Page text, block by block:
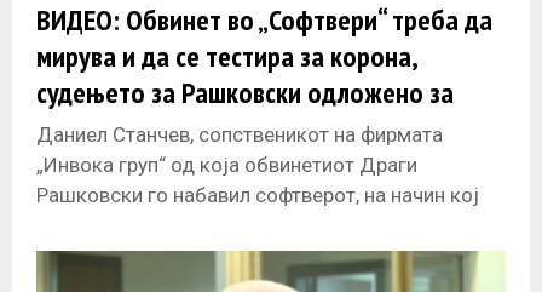
ВИДЕО: Обвинет во „Софтвери“ треба да
мирува и да се тестира за корона,
судењето за Рашковски одложено за
крајот на ноември
Даниел Станчев, сопственикот на фирмата
„Инвока груп“ од која обвинетиот Драги
Рашковски го набавил софтверот, на начин кој
појави